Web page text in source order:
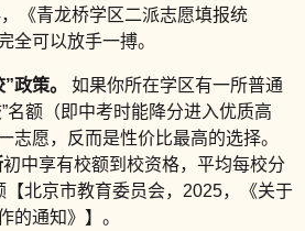
《青龙桥学区二派志愿填报统
全可以放手一搏。
政策。
如果你所在学区有一所普通
名额（即中考时能降分进入优质高
志愿，反而是性价比最高的选择。
初中享有校额到校资格，平均每校分
【北京市教育委员会，2025，《关于
的通知》】。